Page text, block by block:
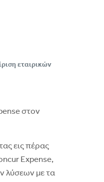
εταιρικών
στον
εις πέρας
Expense,
λύσεων με τα